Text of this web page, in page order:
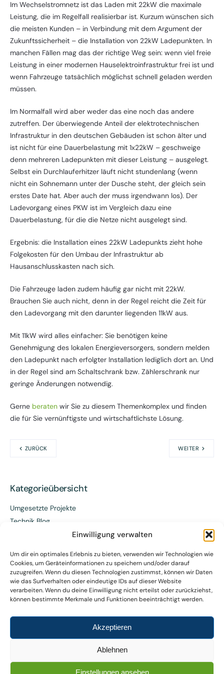
Einwilligung verwalten
Um dir ein optimales Erlebnis zu bieten, verwenden wir Technologien wie
Cookies, um Geräteinformationen zu speichern und/oder darauf
zuzugreifen. Wenn du diesen Technologien zustimmst, können wir Daten
wie das Surfverhalten oder eindeutige IDs auf dieser Website
verarbeiten. Wenn du deine Einwilligung nicht erteilst oder zurückziehst,
können bestimmte Merkmale und Funktionen beeinträchtigt werden.
Akzeptieren
Ablehnen
Im Wechselstromnetz ist das Laden mit 22kW die maximale
Leistung, die im Regelfall realisierbar ist. Kurzum wünschen sich
die meisten Kunden – in Verbindung mit dem Argument der
Zukunftssicherheit – die Installation von 22kW Ladepunkten. In
manchen Fällen mag das der richtige Weg sein: wenn viel freie
Leistung in einer modernen Hauselektroinfrastruktur frei ist und
wenn Fahrzeuge tatsächlich möglichst schnell geladen werden
müssen.
Im Normalfall wird aber weder das eine noch das andere
zutreffen. Der überwiegende Anteil der elektrotechnischen
Infrastruktur in den deutschen Gebäuden ist schon älter und
ist nicht für eine Dauerbelastung mit 1x22kW – geschweige
denn mehreren Ladepunkten mit dieser Leistung – ausgelegt.
Selbst ein Durchlauferhitzer läuft nicht stundenlang (wenn
nicht ein Sohnemann unter der Dusche steht, der gleich sein
erstes Date hat. Aber auch der muss irgendwann los). Der
Ladevorgang eines PKW ist im Vergleich dazu eine
Dauerbelastung, für die die Netze nicht ausgelegt sind.
Ergebnis: die Installation eines 22kW Ladepunkts zieht hohe
Folgekosten für den Umbau der Infrastruktur ab
Hausanschlusskasten nach sich.
Die Fahrzeuge laden zudem häufig gar nicht mit 22kW.
Brauchen Sie auch nicht, denn in der Regel reicht die Zeit für
den Ladevorgang mit den darunter liegenden 11kW aus.
Mit 11kW wird alles einfacher: Sie benötigen keine
Genehmigung des lokalen Energieversorgers, sondern melden
den Ladepunkt nach erfolgter Installation lediglich dort an. Und
in der Regel sind am Schaltschrank bzw. Zählerschrank nur
geringe Änderungen notwendig.
Gerne beraten wir Sie zu diesem Themenkomplex und finden
die für Sie vernünftigste und wirtschaftlichste Lösung.
ZURÜCK WEITER
Kategorieübersicht
Umgesetzte Projekte
Technik Blog
GEIG Novelle 2026
Neues Förderprogramm: Nicht öffentlich